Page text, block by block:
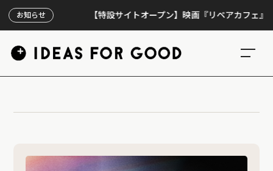
お知らせ 【特設サイトオープン】映画『リペアカフェ』、上